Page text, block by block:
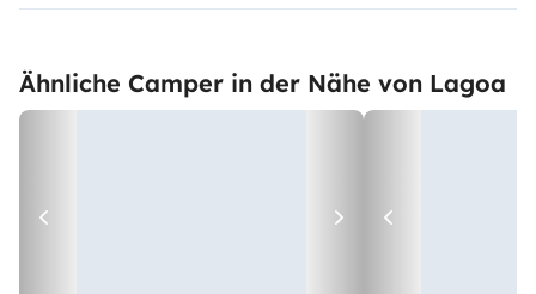
Ähnliche Camper in der Nähe von Lagoa